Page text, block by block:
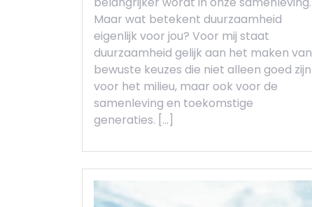
Maar wat betekent duurzaamheid
eigenlijk voor jou? Voor mij staat
duurzaamheid gelijk aan het maken van
bewuste keuzes die niet alleen goed zijn
voor het milieu, maar ook voor de
samenleving en toekomstige
generaties. […]